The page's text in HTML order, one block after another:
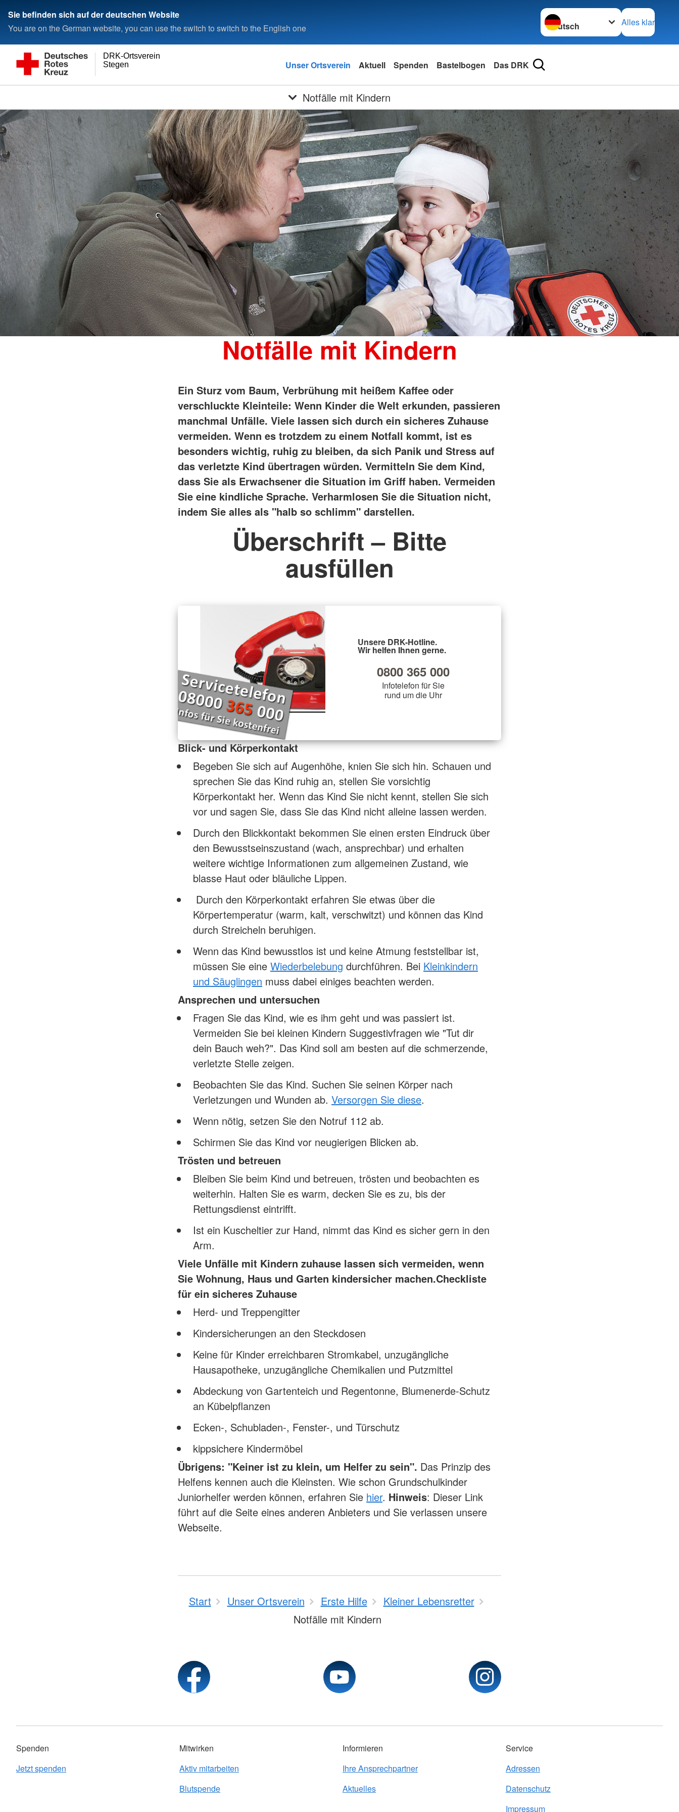
Sie befinden sich auf der deutschen Website
You are on the German website, you can use the switch to switch to the English one
Sprache wechseln zu
Alles klar
Stegen
DRK-Ortsverein
Unser Ortsverein Aktuell Spenden Bastelbogen Das DRK
Notfälle mit Kindern
Notfälle mit Kindern
Ein Sturz vom Baum, Verbrühung mit heißem Kaffee oder
verschluckte Kleinteile: Wenn Kinder die Welt erkunden, passieren
manchmal Unfälle. Viele lassen sich durch ein sicheres Zuhause
vermeiden. Wenn es trotzdem zu einem Notfall kommt, ist es
besonders wichtig, ruhig zu bleiben, da sich Panik und Stress auf
das verletzte Kind übertragen würden. Vermitteln Sie dem Kind,
dass Sie als Erwachsener die Situation im Griff haben. Vermeiden
Sie eine kindliche Sprache. Verharmlosen Sie die Situation nicht,
indem Sie alles als "halb so schlimm" darstellen.
Überschrift – Bitte
ausfüllen
Unsere DRK-Hotline.
Wir helfen Ihnen gerne.
0800 365 000
Infotelefon für Sie
rund um die Uhr
Blick- und Körperkontakt
Begeben Sie sich auf Augenhöhe, knien Sie sich hin. Schauen und
sprechen Sie das Kind ruhig an, stellen Sie vorsichtig
Körperkontakt her. Wenn das Kind Sie nicht kennt, stellen Sie sich
vor und sagen Sie, dass Sie das Kind nicht alleine lassen werden.
Durch den Blickkontakt bekommen Sie einen ersten Eindruck über
den Bewusstseinszustand (wach, ansprechbar) und erhalten
weitere wichtige Informationen zum allgemeinen Zustand, wie
blasse Haut oder bläuliche Lippen.
Durch den Körperkontakt erfahren Sie etwas über die
Körpertemperatur (warm, kalt, verschwitzt) und können das Kind
durch Streicheln beruhigen.
Wenn das Kind bewusstlos ist und keine Atmung feststellbar ist,
müssen Sie eine Wiederbelebung durchführen. Bei Kleinkindern
und Säuglingen muss dabei einiges beachten werden.
Ansprechen und untersuchen
Fragen Sie das Kind, wie es ihm geht und was passiert ist.
Vermeiden Sie bei kleinen Kindern Suggestivfragen wie "Tut dir
dein Bauch weh?". Das Kind soll am besten auf die schmerzende,
verletzte Stelle zeigen.
Beobachten Sie das Kind. Suchen Sie seinen Körper nach
Verletzungen und Wunden ab. Versorgen Sie diese.
Wenn nötig, setzen Sie den Notruf 112 ab.
Schirmen Sie das Kind vor neugierigen Blicken ab.
Trösten und betreuen
Bleiben Sie beim Kind und betreuen, trösten und beobachten es
weiterhin. Halten Sie es warm, decken Sie es zu, bis der
Rettungsdienst eintrifft.
Ist ein Kuscheltier zur Hand, nimmt das Kind es sicher gern in den
Arm.
Viele Unfälle mit Kindern zuhause lassen sich vermeiden, wenn
Sie Wohnung, Haus und Garten kindersicher machen.Checkliste
für ein sicheres Zuhause
Herd- und Treppengitter
Kindersicherungen an den Steckdosen
Keine für Kinder erreichbaren Stromkabel, unzugängliche
Hausapotheke, unzugängliche Chemikalien und Putzmittel
Abdeckung von Gartenteich und Regentonne, Blumenerde-Schutz
an Kübelpflanzen
Ecken-, Schubladen-, Fenster-, und Türschutz
kippsichere Kindermöbel
Übrigens: "Keiner ist zu klein, um Helfer zu sein". Das Prinzip des
Helfens kennen auch die Kleinsten. Wie schon Grundschulkinder
Juniorhelfer werden können, erfahren Sie hier. Hinweis: Dieser Link
führt auf die Seite eines anderen Anbieters und Sie verlassen unsere
Webseite.
Start Unser Ortsverein Erste Hilfe
Kleiner Lebensretter
Notfälle mit Kindern
Spenden
Jetzt spenden
Mitwirken
Aktiv mitarbeiten
Blutspende
Informieren
Ihre Ansprechpartner
Aktuelles
Service
Adressen
Datenschutz
Impressum